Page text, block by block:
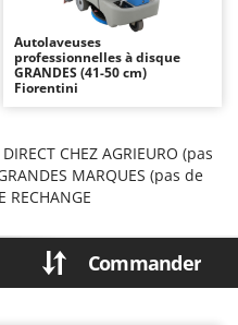
- Scies à bûches
pour tracteur
Autolaveuses
professionnelles à disque
GRANDES (41-50 cm)
Fiorentini
CHEZ AGRIEURO (pas
MARQUES (pas de
RECHANGE
Commander